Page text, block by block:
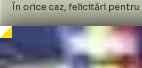
În orice caz, felicitări